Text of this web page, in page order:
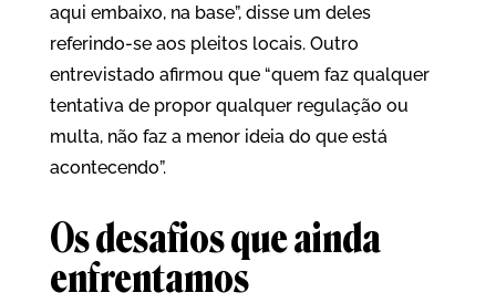
aqui embaixo, na base”, disse um deles
referindo-se aos pleitos locais. Outro
entrevistado afirmou que “quem faz qualquer
tentativa de propor qualquer regulação ou
multa, não faz a menor ideia do que está
acontecendo”.
Os desafios que ainda
enfrentamos